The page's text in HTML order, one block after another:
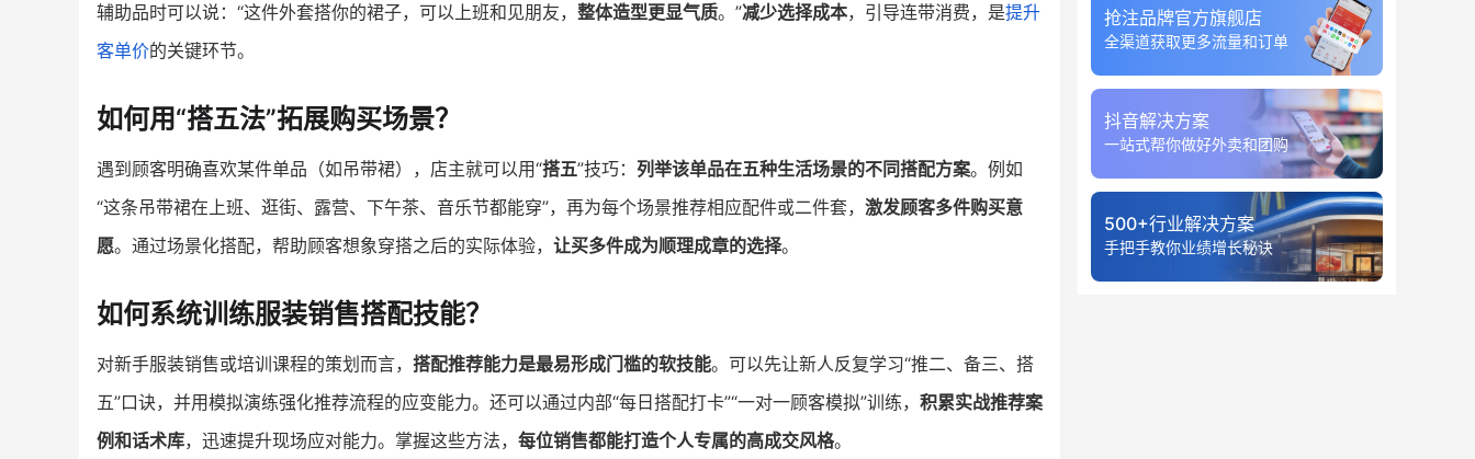
辅助品时可以说：“这件外套搭你的裙子，可以上班和见朋友， 整体造型更显气质。”减少选择成本，引导连带消费，是提升
客单价的关键环节。
如何用“搭五法”拓展购买场景？
遇到顾客明确喜欢某件单品（如吊带裙），店主就可以用“搭五”技巧： 列举该单品在五种生活场景的不同搭配方案。例如
“这条吊带裙在上班、逛街、露营、下午茶、音乐节都能穿”，再为每个场景推荐相应配件或二件套， 激发顾客多件购买意
愿。通过场景化搭配，帮助顾客想象穿搭之后的实际体验， 让买多件成为顺理成章的选择。
如何系统训练服装销售搭配技能？
对新手服装销售或培训课程的策划而言， 搭配推荐能力是最易形成门槛的软技能。可以先让新人反复学习“推二、备三、搭
五”口诀，并用模拟演练强化推荐流程的应变能力。还可以通过内部“每日搭配打卡”“一对一顾客模拟”训练， 积累实战推荐案
例和话术库，迅速提升现场应对能力。掌握这些方法， 每位销售都能打造个人专属的高成交风格。
抢注品牌官方旗舰店
全渠道获取更多流量和订单
抖音解决方案
一站式帮你做好外卖和团购
500+行业解决方案
手把手教你业绩增长秘诀